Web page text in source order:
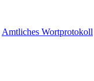
Amtliches Wortprotokoll